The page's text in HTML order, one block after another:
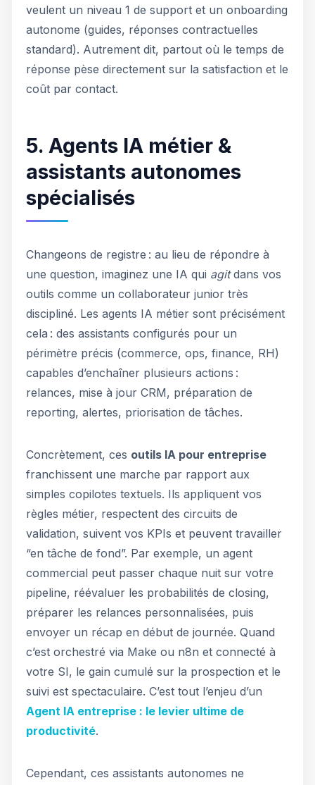
veulent un niveau 1 de support et un onboarding
autonome (guides, réponses contractuelles
standard). Autrement dit, partout où le temps de
réponse pèse directement sur la satisfaction et le
coût par contact.
5. Agents IA métier &
assistants autonomes
spécialisés
Changeons de registre : au lieu de répondre à
une question, imaginez une IA qui agitdans vos
outils comme un collaborateur junior très
discipliné. Les agents IA métier sont précisément
cela : des assistants configurés pour un
périmètre précis (commerce, ops, finance, RH)
capables d’enchaîner plusieurs actions :
relances, mise à jour CRM, préparation de
reporting, alertes, priorisation de tâches.
Concrètement, ces outils IA pour entreprise
franchissent une marche par rapport aux
simples copilotes textuels. Ils appliquent vos
règles métier, respectent des circuits de
validation, suivent vos KPIs et peuvent travailler
“en tâche de fond”. Par exemple, un agent
commercial peut passer chaque nuit sur votre
pipeline, réévaluer les probabilités de closing,
préparer les relances personnalisées, puis
envoyer un récap en début de journée. Quand
c’est orchestré via Make ou n8n et connecté à
votre SI, le gain cumulé sur la prospection et le
suivi est spectaculaire. C’est tout l’enjeu d’un
Agent IA entreprise : le levier ultime de
productivité.
Cependant, ces assistants autonomes ne